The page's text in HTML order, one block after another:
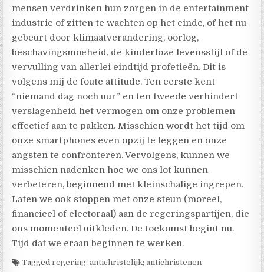
mensen verdrinken hun zorgen in de entertainment
industrie of zitten te wachten op het einde, of het nu
gebeurt door klimaatverandering, oorlog,
beschavingsmoeheid, de kinderloze levensstijl of de
vervulling van allerlei eindtijd profetieën. Dit is
volgens mij de foute attitude. Ten eerste kent
“niemand dag noch uur” en ten tweede verhindert
verslagenheid het vermogen om onze problemen
effectief aan te pakken. Misschien wordt het tijd om
onze smartphones even opzij te leggen en onze
angsten te confronteren. Vervolgens, kunnen we
misschien nadenken hoe we ons lot kunnen
verbeteren, beginnend met kleinschalige ingrepen.
Laten we ook stoppen met onze steun (moreel,
financieel of electoraal) aan de regeringspartijen, die
ons momenteel uitkleden. De toekomst begint nu.
Tijd dat we eraan beginnen te werken.
Taggedregering; antichristelijk; antichristenen